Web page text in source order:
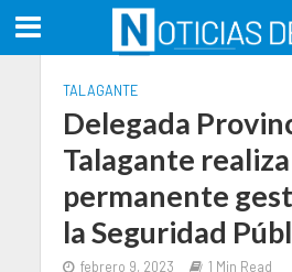
TALAGANTE
Delegada
Talagante realiza
permanente
la Seguridad
febrero 9, 2023 1 Min Read